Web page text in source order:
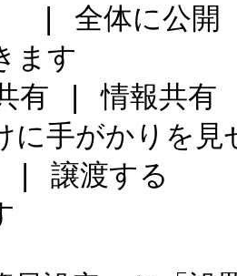
| 全体に公
きます
有 | 情報共
に手がかりを
譲渡する
ます